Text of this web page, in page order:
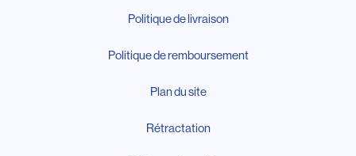
Politique de livraison
Politique de remboursement
Plan du site
Rétractation